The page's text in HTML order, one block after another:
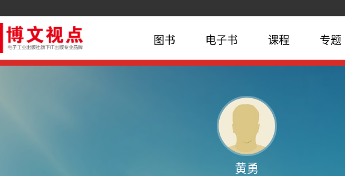
图书 电子书 课程 专题
黄勇